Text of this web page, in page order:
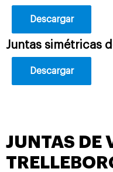
Descargar
Juntas simétricas
Descargar
JUNTAS DE